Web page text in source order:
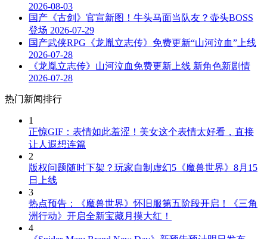
2026-08-03
国产《古剑》官宣新图！牛头马面当队友？壶头BOSS
登场 2026-07-29
国产武侠RPG《龙胤立志传》免费更新“山河泣血”上线
2026-07-28
《龙胤立志传》山河泣血免费更新上线 新角色新剧情
2026-07-28
热门新闻排行
1
正惊GIF：表情如此羞涩！美女这个表情太好看，直接
让人遐想连篇
2
版权问题随时下架？玩家自制虚幻5《魔兽世界》8月15
日上线
3
热点预告：《魔兽世界》怀旧服第五阶段开启！《三角
洲行动》开启全新宝藏月摸大红！
4